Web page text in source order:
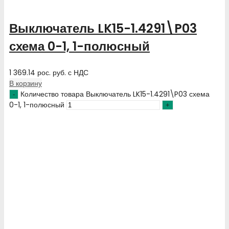
Выключатель LK15-1.4291\P03
схема 0-1, 1-полюсный
1 369.14 рос. руб. с НДС
В корзину
Количество товара Выключатель LK15-1.4291\P03 схема
0-1, 1-полюсный